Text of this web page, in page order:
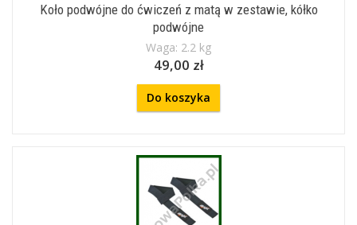
Koło podwójne do ćwiczeń z matą w zestawie, kółko
podwójne
Waga: 2.2 kg
49,00 zł
Do koszyka